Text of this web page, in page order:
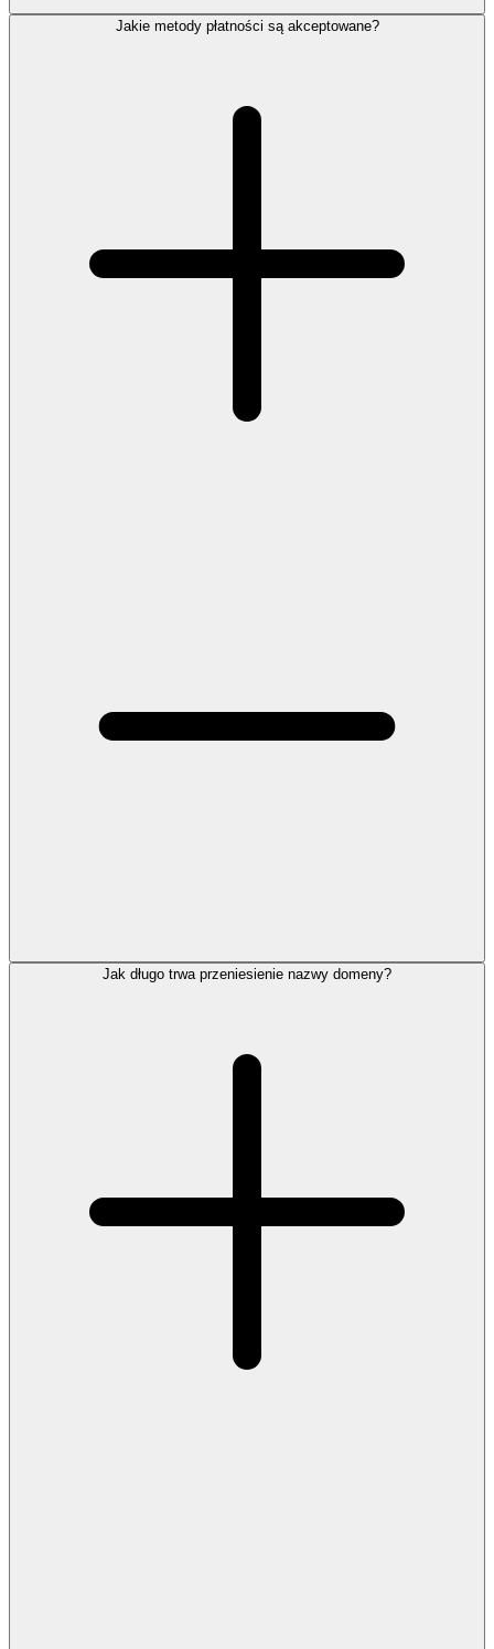
Jakie metody płatności są akceptowane?
Jak długo trwa przeniesienie nazwy domeny?